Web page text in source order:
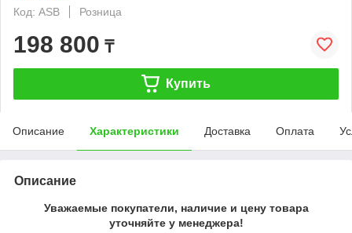
Код: ASB
Розница
198 800 ₸
Купить
Описание Характеристики Доставка Оплата
Описание
Уважаемые покупатели, наличие и цену товара
уточняйте у менеджера!